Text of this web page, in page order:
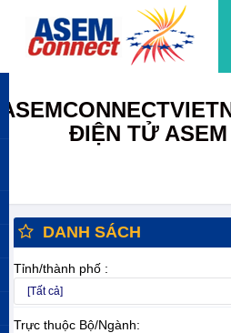
ĐIỆN TỬ
DANH SÁCH
Tỉnh/thành phố :
Trực thuộc Bộ/Ngành: